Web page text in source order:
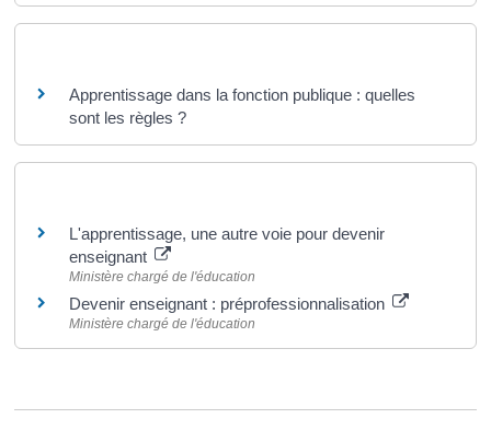
Apprentissage dans la fonction publique : quelles
sont les règles ?
L'apprentissage, une autre voie pour devenir
enseignant
Ministère chargé de l'éducation
Devenir enseignant : préprofessionnalisation
Ministère chargé de l'éducation